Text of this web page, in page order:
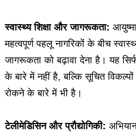
स्वास्थ्य शिक्षा और जागरूकता:
महत्वपूर्ण पहलू नागरिकों के बीच
जागरूकता को बढ़ावा देना है। यह
के बारे में नहीं है, बल्कि सूचित
रोकने के बारे में भी है।
टेलीमेडिसिन और प्रौद्योगिकी: